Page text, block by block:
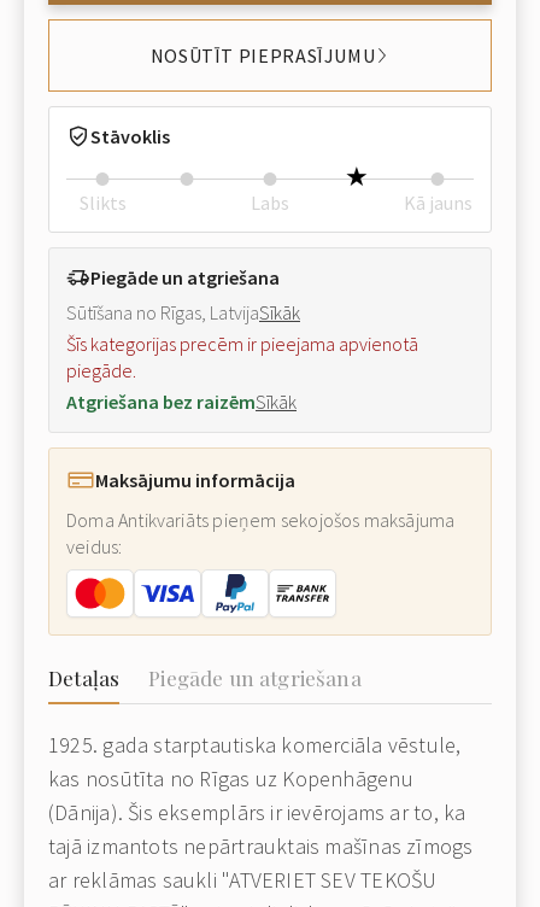
NOSŪTĪT PIEPRASĪJUMU
Stāvoklis
Slikts Labs Kā jauns
Piegāde un atgriešana
Sūtīšana no Rīgas, LatvijaSīkāk
Šīs kategorijas precēm ir pieejama apvienotā
piegāde.
Atgriešana bez raizēmSīkāk
Maksājumu informācija
Doma Antikvariāts pieņem sekojošos maksājuma
veidus:
Detaļas Piegāde un atgriešana
1925. gada starptautiska komerciāla vēstule,
kas nosūtīta no Rīgas uz Kopenhāgenu
(Dānija). Šis eksemplārs ir ievērojams ar to, ka
tajā izmantots nepārtrauktais mašīnas zīmogs
ar reklāmas saukli "ATVERIET SEV TEKOŠU